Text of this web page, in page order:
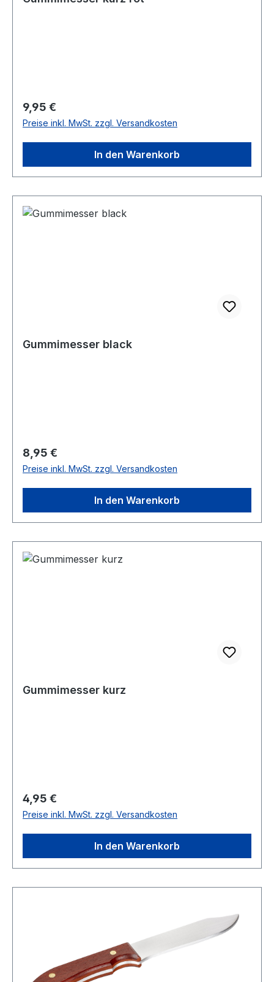
Regulärer Preis:
9,95 €
Preise inkl. MwSt. zzgl. Versandkosten
In den Warenkorb
Gummimesser black
Regulärer Preis:
8,95 €
Preise inkl. MwSt. zzgl. Versandkosten
In den Warenkorb
Gummimesser kurz
Regulärer Preis:
4,95 €
Preise inkl. MwSt. zzgl. Versandkosten
In den Warenkorb